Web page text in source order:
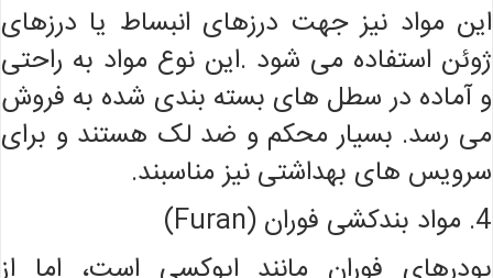
این مواد نیز جهت درزهای انبساط یا درزهای
ژوئن استفاده می شود .این نوع مواد به راحتی
و آماده در سطل های بسته بندی شده به فروش
می رسد. بسیار محکم و ضد لک هستند و برای
سرویس های بهداشتی نیز مناسبند.
4. مواد بندکشی فوران (Furan)